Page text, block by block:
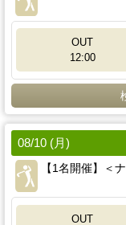
OUT
12:00
08/10 (月)
【1名開催】＜
OUT